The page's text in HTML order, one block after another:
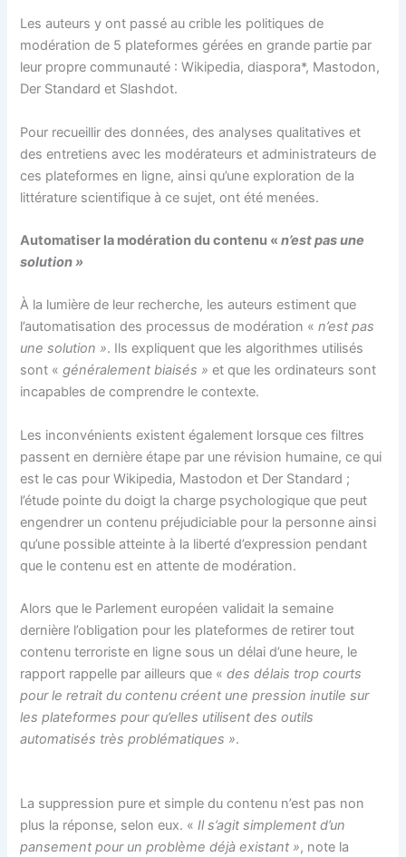
Les auteurs y ont passé au crible les politiques de
modération de 5 plateformes gérées en grande partie par
leur propre communauté : Wikipedia, diaspora*, Mastodon,
Der Standard et Slashdot.
Pour recueillir des données, des analyses qualitatives et
des entretiens avec les modérateurs et administrateurs de
ces plateformes en ligne, ainsi qu’une exploration de la
littérature scientifique à ce sujet, ont été menées.
Automatiser la modération du contenu «n’est pas une
solution »
À la lumière de leur recherche, les auteurs estiment que
l’automatisation des processus de modération «n’est pas
une solution ». Ils expliquent que les algorithmes utilisés
sont «généralement biaisés » et que les ordinateurs sont
incapables de comprendre le contexte.
Les inconvénients existent également lorsque ces filtres
passent en dernière étape par une révision humaine, ce qui
est le cas pour Wikipedia, Mastodon et Der Standard ;
l’étude pointe du doigt la charge psychologique que peut
engendrer un contenu préjudiciable pour la personne ainsi
qu’une possible atteinte à la liberté d’expression pendant
que le contenu est en attente de modération.
Alors que le Parlement européen validait la semaine
dernière l’obligation pour les plateformes de retirer tout
contenu terroriste en ligne sous un délai d’une heure, le
rapport rappelle par ailleurs que «des délais trop courts
pour le retrait du contenu créent une pression inutile sur
les plateformes pour qu’elles utilisent des outils
automatisés très problématiques ».
La suppression pure et simple du contenu n’est pas non
plus la réponse, selon eux. «Il s’agit simplement d’un
pansement pour un problème déjà existant », note la